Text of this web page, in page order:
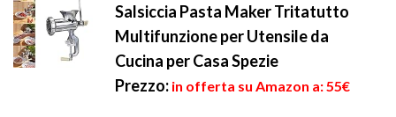
Salsiccia Pasta Maker Tritatutto
Multifunzione per Utensile da
Cucina per Casa Spezie
Prezzo: in offerta su Amazon a: 55€